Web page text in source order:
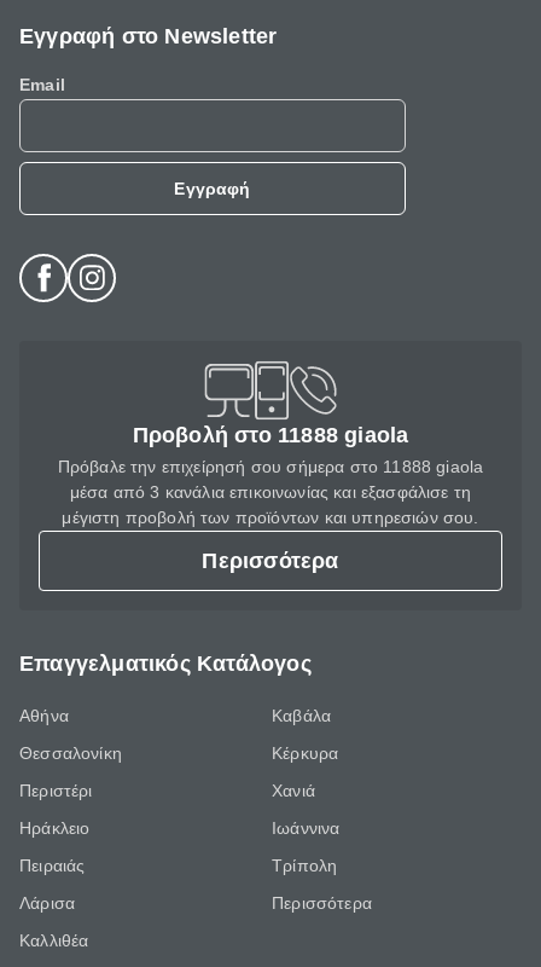
Εγγραφή στο Newsletter
Email
Εγγραφή
Προβολή στο 11888 giaola
Πρόβαλε την επιχείρησή σου σήμερα στο 11888 giaola
μέσα από 3 κανάλια επικοινωνίας και εξασφάλισε τη
μέγιστη προβολή των προϊόντων και υπηρεσιών σου.
Περισσότερα
Επαγγελματικός Κατάλογος
Αθήνα
Θεσσαλονίκη
Περιστέρι
Ηράκλειο
Πειραιάς
Λάρισα
Καλλιθέα
Καβάλα
Κέρκυρα
Χανιά
Ιωάννινα
Τρίπολη
Περισσότερα